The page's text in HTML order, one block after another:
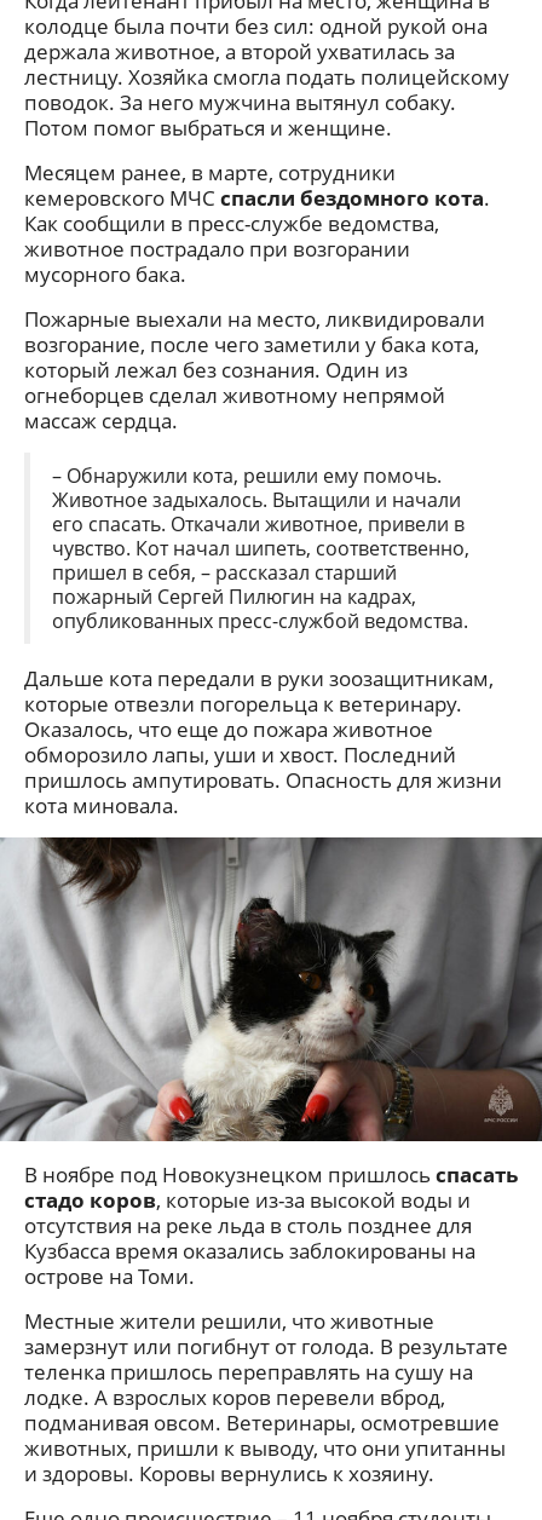
колодце была почти без сил: одной рукой она
держала животное, а второй ухватилась за
лестницу. Хозяйка смогла подать полицейскому
поводок. За него мужчина вытянул собаку.
Потом помог выбраться и женщине.
Месяцем ранее, в марте, сотрудники
кемеровского МЧС спасли бездомного кота.
Как сообщили в пресс-службе ведомства,
животное пострадало при возгорании
мусорного бака.
Пожарные выехали на место, ликвидировали
возгорание, после чего заметили у бака кота,
который лежал без сознания. Один из
огнеборцев сделал животному непрямой
массаж сердца.
– Обнаружили кота, решили ему помочь.
Животное задыхалось. Вытащили и начали
его спасать. Откачали животное, привели в
чувство. Кот начал шипеть, соответственно,
пришел в себя, – рассказал старший
пожарный Сергей Пилюгин на кадрах,
опубликованных пресс-службой ведомства.
Дальше кота передали в руки зоозащитникам,
которые отвезли погорельца к ветеринару.
Оказалось, что еще до пожара животное
обморозило лапы, уши и хвост. Последний
пришлось ампутировать. Опасность для жизни
кота миновала.
В ноябре под Новокузнецком пришлось спасать
стадо коров, которые из-за высокой воды и
отсутствия на реке льда в столь позднее для
Кузбасса время оказались заблокированы на
острове на Томи.
Местные жители решили, что животные
замерзнут или погибнут от голода. В результате
теленка пришлось переправлять на сушу на
лодке. А взрослых коров перевели вброд,
подманивая овсом. Ветеринары, осмотревшие
животных, пришли к выводу, что они упитанны
и здоровы. Коровы вернулись к хозяину.